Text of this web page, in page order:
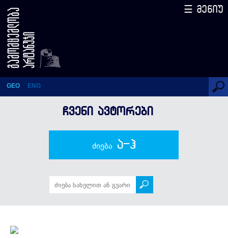
თემურ ჩაჩანიძე
GEO ENG
☰ მენიუ
ᲩᲕᲔᲜᲘ ᲐᲕᲢᲝᲠᲔᲑᲘ
ძიება ა-ჰ